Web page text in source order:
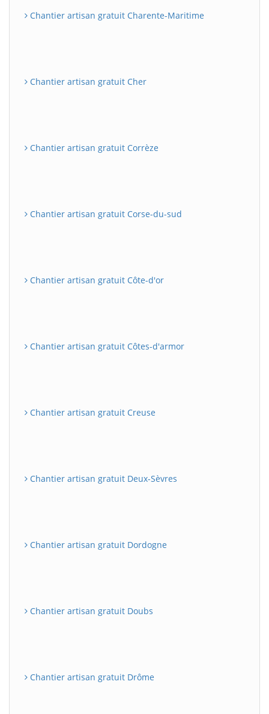
Chantier artisan gratuit Charente-Maritime
Chantier artisan gratuit Cher
Chantier artisan gratuit Corrèze
Chantier artisan gratuit Corse-du-sud
Chantier artisan gratuit Côte-d'or
Chantier artisan gratuit Côtes-d'armor
Chantier artisan gratuit Creuse
Chantier artisan gratuit Deux-Sèvres
Chantier artisan gratuit Dordogne
Chantier artisan gratuit Doubs
Chantier artisan gratuit Drôme